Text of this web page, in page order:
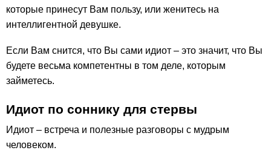
которые принесут Вам пользу, или женитесь на
интеллигентной девушке.
Если Вам снится, что Вы сами идиот – это значит, что Вы
будете весьма компетентны в том деле, которым
займетесь.
Идиот по соннику для стервы
Идиот – встреча и полезные разговоры с мудрым
человеком.